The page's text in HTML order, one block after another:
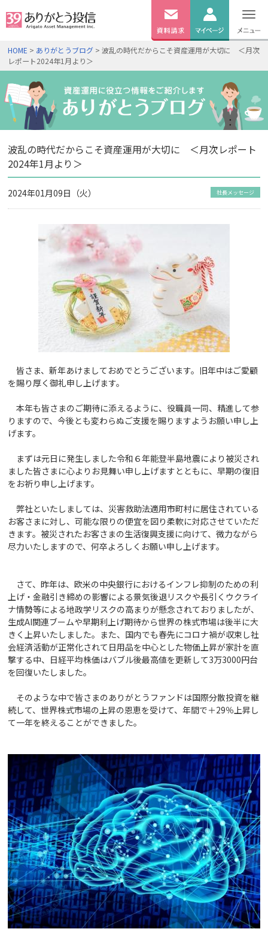
無料資料
口座開設
ログイン
HOME > ありがとうブログ > 波乱の時代だからこそ資産運用が大切に ＜月次
レポート2024年1月より＞
波乱の時代だからこそ資産運用が大切に ＜月次レポート
2024年1月より＞
2024年01月09日（火） 社長メッセージ
皆さま、新年あけましておめでとうございます。旧年中はご愛顧
を賜り厚く御礼申し上げます。
本年も皆さまのご期待に添えるように、役職員一同、精進して参
りますので、今後とも変わらぬご支援を賜りますようお願い申し上
げます。
まずは元日に発生しました令和６年能登半島地震により被災され
ました皆さまに心よりお見舞い申し上げますとともに、早期の復旧
をお祈り申し上げます。
弊社といたしましては、災害救助法適用市町村に居住されている
お客さまに対し、可能な限りの便宜を図り柔軟に対応させていただ
きます。被災されたお客さまの生活復興支援に向けて、微力ながら
尽力いたしますので、何卒よろしくお願い申し上げます。
さて、昨年は、欧米の中央銀行におけるインフレ抑制のための利
上げ・金融引き締めの影響による景気後退リスクや長引くウクライ
ナ情勢等による地政学リスクの高まりが懸念されておりましたが、
生成AI関連ブームや早期利上げ期待から世界の株式市場は後半に大
きく上昇いたしました。また、国内でも春先にコロナ禍が収束し社
会経済活動が正常化されて日用品を中心とした物価上昇が家計を直
撃する中、日経平均株価はバブル後最高値を更新して3万3000円台
を回復いたしました。
そのような中で皆さまのありがとうファンドは国際分散投資を継
続して、世界株式市場の上昇の恩恵を受けて、年間で＋29％上昇し
て一年を終えることができました。